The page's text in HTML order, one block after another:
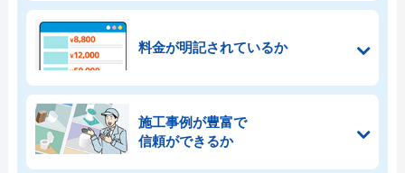
料金が明記されているか
施工事例が豊富で
信頼ができるか